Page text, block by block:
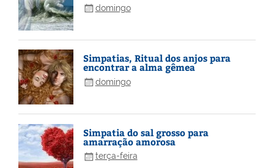
domingo
Simpatias, Ritual dos anjos para
encontrar a alma gêmea
domingo
Simpatia do sal grosso para
amarração amorosa
terça-feira